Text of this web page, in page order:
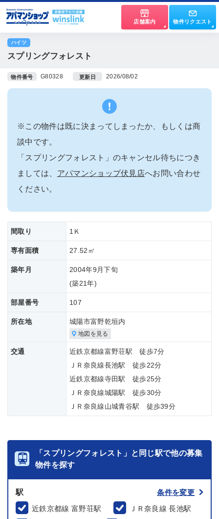
店舗案内 物件リクエスト
ハイツ
スプリングフォレスト
物件番号 G80328 更新日 2026/08/02
※この物件は既に決まってしまったか、もしくは商
談中です。
「スプリングフォレスト」のキャンセル待ちにつき
ましては、 アパマンショップ伏見店へお問い合わせ
ください。
間取り 1Ｋ
専有面積 27.52㎡
築年月
2004年9月下旬
(築21年)
部屋番号 107
所在地 城陽市富野乾垣内
地図を見る
交通
近鉄京都線富野荘駅 徒歩7分
ＪＲ奈良線長池駅 徒歩22分
近鉄京都線寺田駅 徒歩25分
ＪＲ奈良線城陽駅 徒歩30分
ＪＲ奈良線山城青谷駅 徒歩39分
「スプリングフォレスト」と同じ駅で他の募集
物件を探す
駅
条件を変更
近鉄京都線 富野荘駅
ＪＲ奈良線 長池駅